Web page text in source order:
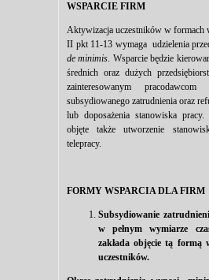
WSPARCIE FIRM
Aktywizacja uczestników w formach
II pkt 11-13 wymaga udzielenia
de minimis. Wsparcie będzie
średnich oraz dużych
zainteresowanym
subsydiowanego zatrudnienia oraz
lub doposażenia stanowiska
objęte także utworzenie
telepracy.
FORMY WSPARCIA DLA FIRM
Subsydiowanie
w pełnym wymiarze
zakłada objęcie tą formą
uczestników.